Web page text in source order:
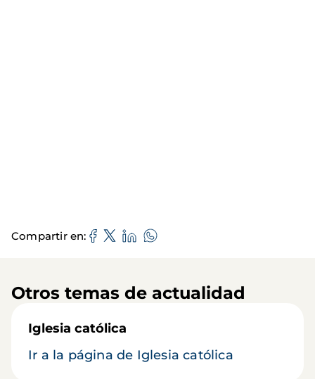
Compartir en
Otros temas de actualidad
Iglesia católica
Ir a la página de Iglesia católica